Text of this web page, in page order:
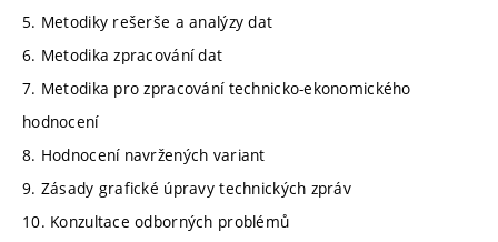
5. Metodiky rešerše a analýzy dat
6. Metodika zpracování dat
7. Metodika pro zpracování technicko-ekonomického
hodnocení
8. Hodnocení navržených variant
9. Zásady grafické úpravy technických zpráv
10. Konzultace odborných problémů